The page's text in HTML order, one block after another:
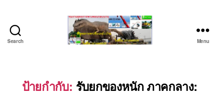
Search
เครื่องจักร
ระยอง
Menu
ป้ายกำกับ: รับยกของหนัก ภาคกลาง: